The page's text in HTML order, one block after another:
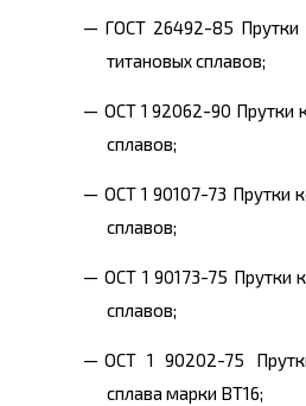
ГОСТ 26492-85 Прутки
титановых сплавов;
OCT 1 92062-90 Прутки
сплавов;
ОСТ 1 90107-73 Прутки
сплавов;
ОСТ 1 90173-75 Прутки
сплавов;
ОСТ 1 90202-75
сплава марки ВТ16;